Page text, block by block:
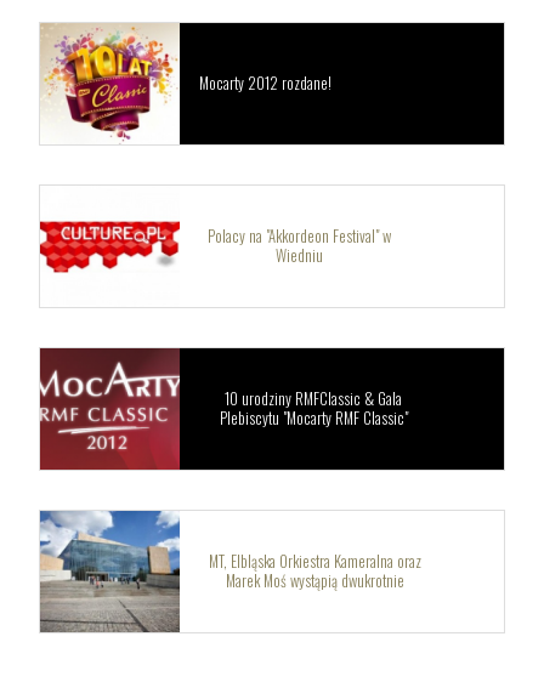
Mocarty 2012 rozdane!
Polacy na "Akkordeon Festival" w
Wiedniu
10 urodziny RMFClassic & Gala
Plebiscytu "Mocarty RMF Classic"
MT, Elbląska Orkiestra Kameralna oraz
Marek Moś wystąpią dwukrotnie